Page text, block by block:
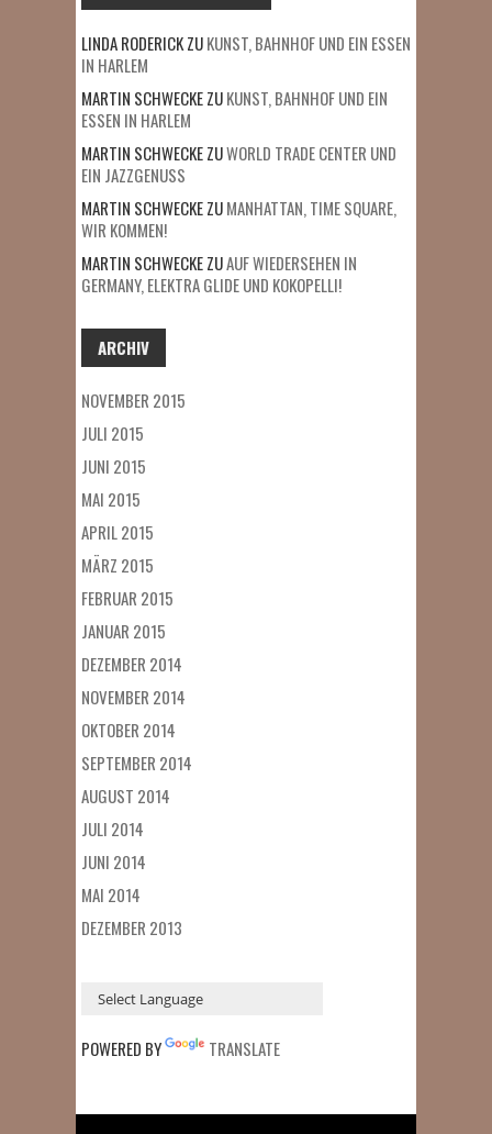
LINDA RODERICKZUKUNST, BAHNHOF UND EIN ESSEN
IN HARLEM
MARTIN SCHWECKEZUKUNST, BAHNHOF UND EIN
ESSEN IN HARLEM
MARTIN SCHWECKEZUWORLD TRADE CENTER UND
EIN JAZZGENUSS
MARTIN SCHWECKEZUMANHATTAN, TIME SQUARE,
WIR KOMMEN!
MARTIN SCHWECKEZUAUF WIEDERSEHEN IN
GERMANY, ELEKTRA GLIDE UND KOKOPELLI!
ARCHIV
NOVEMBER 2015
JULI 2015
JUNI 2015
MAI 2015
APRIL 2015
MÄRZ 2015
FEBRUAR 2015
JANUAR 2015
DEZEMBER 2014
NOVEMBER 2014
OKTOBER 2014
SEPTEMBER 2014
AUGUST 2014
JULI 2014
JUNI 2014
MAI 2014
DEZEMBER 2013
POWERED BY TRANSLATE